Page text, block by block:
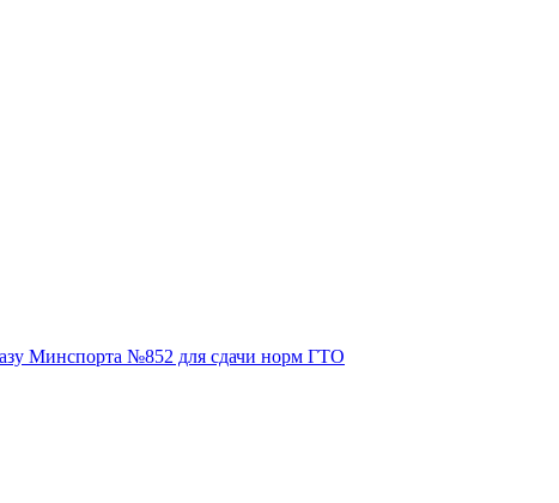
Минспорта №852 для сдачи норм ГТО